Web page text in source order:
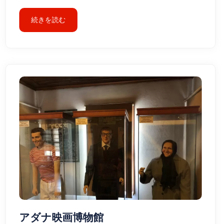
続きを読む
アダナ映画博物館